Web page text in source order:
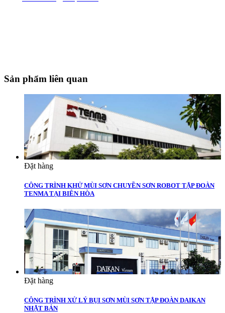
Sản phẩm liên quan
Đặt hàng
CÔNG TRÌNH KHỬ MÙI SƠN CHUYỀN SƠN ROBOT TẬP ĐOÀN
TENMA TẠI BIÊN HÒA
Đặt hàng
CÔNG TRÌNH XỬ LÝ BỤI SƠN MÙI SƠN TẬP ĐOÀN DAIKAN
NHẬT BẢN